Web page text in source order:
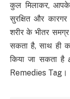
कुल मिलाकर,
सुरक्षित और
शरीर के भीतर
सकता है, साथ ही
किया जा सकता
Remedies Tag।